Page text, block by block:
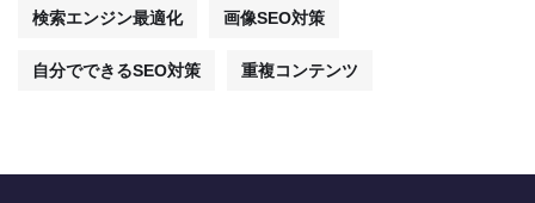
検索エンジン最適化 画像SEO対策
自分でできるSEO対策 重複コンテンツ